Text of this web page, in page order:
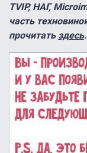
TVIP, НАГ,
часть
прочитать здесь.